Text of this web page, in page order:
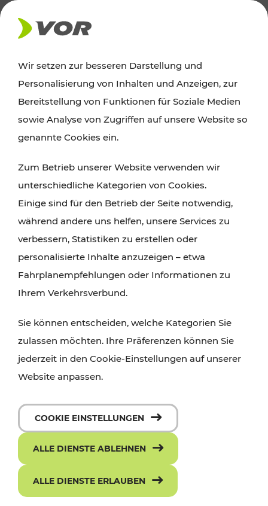
AKTUELLES
Ausflugstipps
Wien, Niederösterreich und das Burgenland
Wanderungen, Kultur und Gastronomie,
Radtouren oder purer Naturgenuss – viele
Attraktionen sind mit den Ticket- und Fahrplan-
Angeboten des VOR gut und schnell erreichbar.
Wir setzen zur besseren Darstellung und
Personalisierung von Inhalten und Anzeigen, zur
Bereitstellung von Funktionen für Soziale Medien
sowie Analyse von Zugriffen auf unsere Website so
genannte Cookies ein.
Zum Betrieb unserer Website verwenden wir
unterschiedliche Kategorien von Cookies.
Einige sind für den Betrieb der Seite notwendig,
während andere uns helfen, unsere Services zu
verbessern, Statistiken zu erstellen oder
personalisierte Inhalte anzuzeigen – etwa
Fahrplanempfehlungen oder Informationen zu
Ihrem Verkehrsverbund.
Sie können entscheiden, welche Kategorien Sie
zulassen möchten. Ihre Präferenzen können Sie
jederzeit in den Cookie-Einstellungen auf unserer
Website anpassen.
COOKIE EINSTELLUNGEN
ALLE DIENSTE ABLEHNEN
ALLE DIENSTE ERLAUBEN